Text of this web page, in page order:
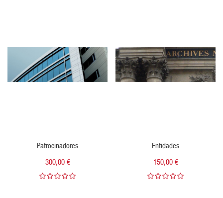
Patrocinadores
300,00 €
Entidades
150,00 €